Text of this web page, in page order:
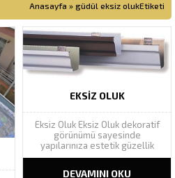
Anasayfa » güdül eksiz olukEtiketi
EKSIZ OLUK
Eksiz Oluk Eksiz Oluk dekoratif
görünümü sayesinde
yapılarınıza estetik güzellik
katarak yapı bütünlüğünü
DEVAMINI OKU